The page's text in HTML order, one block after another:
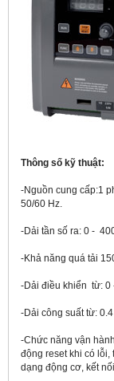
Thông số kỹ thuật:
-Nguồn cung cấp:1
50/60 Hz.
-Dải tần số ra: 0 -
-Khả năng quá tải
-Dải điều khiển từ: 0
-Dải công suất từ:
-Chức năng vận
động reset khi có
dạng động cơ, kết